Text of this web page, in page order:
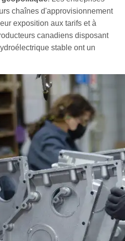
chaînes d'approvisionnement
exposition aux tarifs et à
canadiens disposant
stable ont un